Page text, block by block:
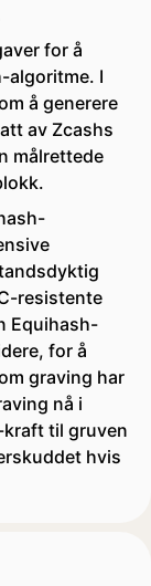
for å
algoritme. I
å generere
av Zcashs
målrettede
resistente
Equihash-
for å
graving har
nå i
kraft til gruven
hvis